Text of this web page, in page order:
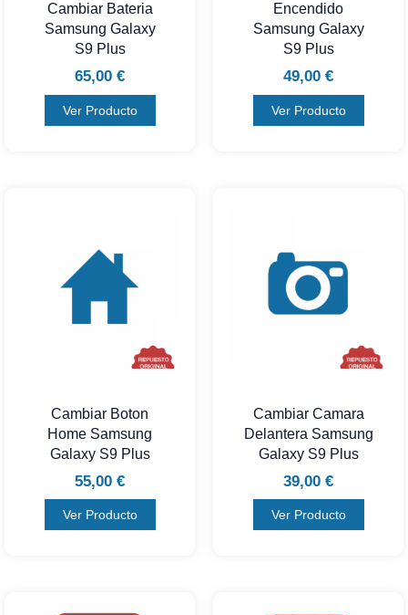
Cambiar Bateria
Samsung Galaxy
S9 Plus
65,00 €
Ver Producto
Encendido
Samsung Galaxy
S9 Plus
49,00 €
Ver Producto
Cambiar Boton
Home Samsung
Galaxy S9 Plus
55,00 €
Ver Producto
Cambiar Camara
Delantera Samsung
Galaxy S9 Plus
39,00 €
Ver Producto